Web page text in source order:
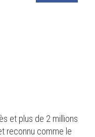
et plus de 2 millions
reconnu comme le